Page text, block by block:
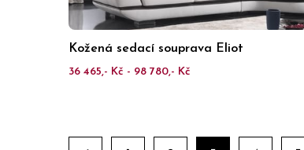
Kožená sedací souprava Eliot
36 465,- Kč - 98 780,- Kč